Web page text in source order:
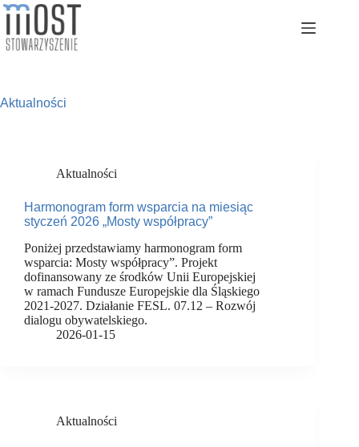
Przejdź
treści
Aktualności
Aktualności
Harmonogram form wsparcia na miesiąc
styczeń 2026 „Mosty współpracy”
Poniżej przedstawiamy harmonogram form
wsparcia: Mosty współpracy”. Projekt
dofinansowany ze środków Unii Europejskiej
w ramach Fundusze Europejskie dla Śląskiego
2021-2027. Działanie FESL. 07.12 – Rozwój
dialogu obywatelskiego.
2026-01-15
Aktualności